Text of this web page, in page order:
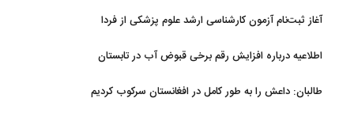
آغاز ثبت‌نام‌ آزمون کارشناسی ارشد علوم پزشکی از فردا
اطلاعیه درباره افزایش رقم برخی قبوض آب در تابستان
طالبان: داعش را به طور کامل در افغانستان سرکوب کردیم